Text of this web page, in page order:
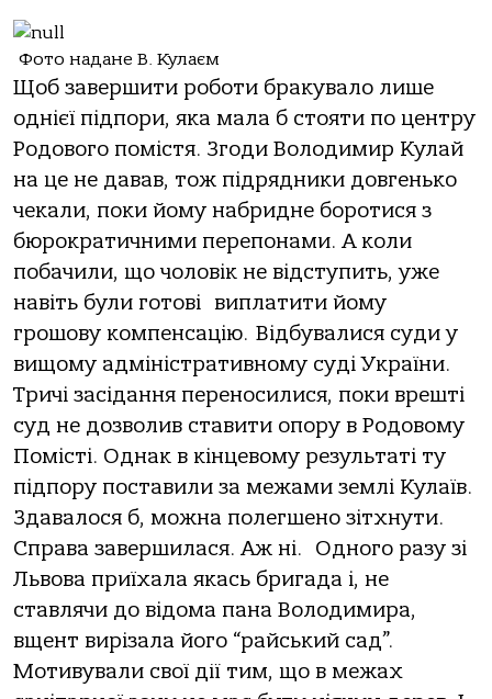
Фото надане В. Кулаєм
Щоб завершити роботи бракувало лише
однієї підпори, яка мала б стояти по центру
Родового помістя. Згоди Володимир Кулай
на це не давав, тож підрядники довгенько
чекали, поки йому набридне боротися з
бюрократичними перепонами. А коли
побачили, що чоловік не відступить, уже
навіть були готові виплатити йому
грошову компенсацію. Відбувалися суди у
вищому адміністративному суді України.
Тричі засідання переносилися, поки врешті
суд не дозволив ставити опору в Родовому
Помісті. Однак в кінцевому результаті ту
підпору поставили за межами землі Кулаїв.
Здавалося б, можна полегшено зітхнути.
Справа завершилася. Аж ні. Одного разу зі
Львова приїхала якась бригада і, не
ставлячи до відома пана Володимира,
вщент вирізала його “райський сад”.
Мотивували свої дії тим, що в межах